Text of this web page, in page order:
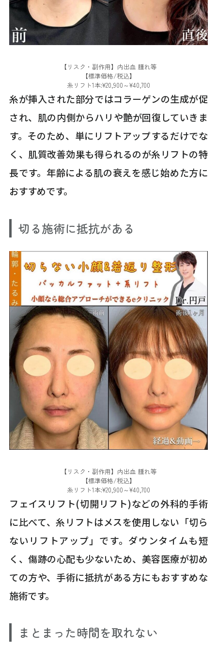
【リスク・副作用】内出血 腫れ等
【標準価格/税込】
糸リフト1本:¥20,900～¥40,700
糸が挿入された部分ではコラーゲンの生成が促
され、肌の内側からハリや艶が回復していきま
す。そのため、単にリフトアップするだけでな
く、肌質改善効果も得られるのが糸リフトの特
長です。年齢による肌の衰えを感じ始めた方に
おすすめです。
切る施術に抵抗がある
【リスク・副作用】内出血 腫れ等
【標準価格/税込】
糸リフト1本:¥20,900～¥40,700
フェイスリフト(切開リフト)などの外科的手術
に比べて、糸リフトはメスを使用しない「切ら
ないリフトアップ」です。ダウンタイムも短
く、傷跡の心配も少ないため、美容医療が初め
ての方や、手術に抵抗がある方にもおすすめな
施術です。
まとまった時間を取れない